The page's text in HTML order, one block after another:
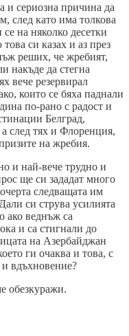
и сериозна причина да
след като има толкова
на няколко десетки
си казах и аз през
реших, че жребият,
накъде да стегна
вече резервирал
които се бяха паднали
по-рано с радост и
Белград,
след тях и Флоренция,
на жребия.
и най-вече трудно и
ще си зададат много
следващата им
си струва усилията
ако веднъж са
и са стигнали до
на Азербайджан
ги очаква и това, с
вдъхновение?
обезкуражи.